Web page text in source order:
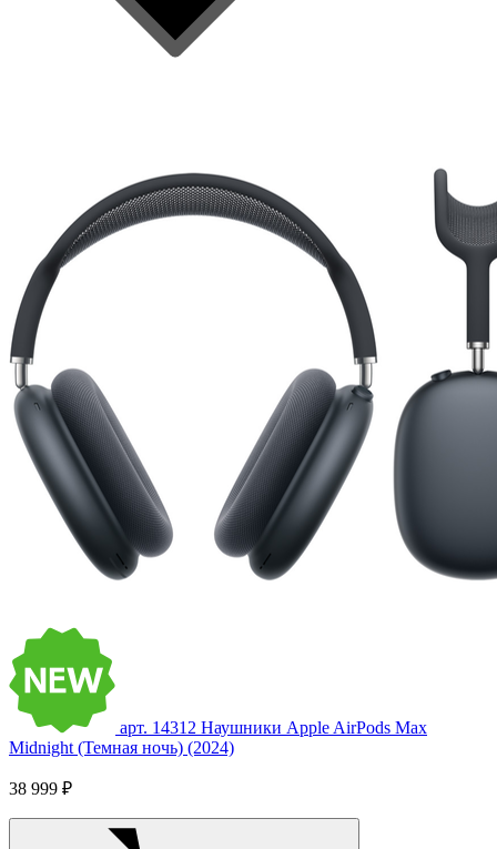
арт. 14312 Наушники Apple AirPods Max
Midnight (Темная ночь) (2024)
38 999 ₽